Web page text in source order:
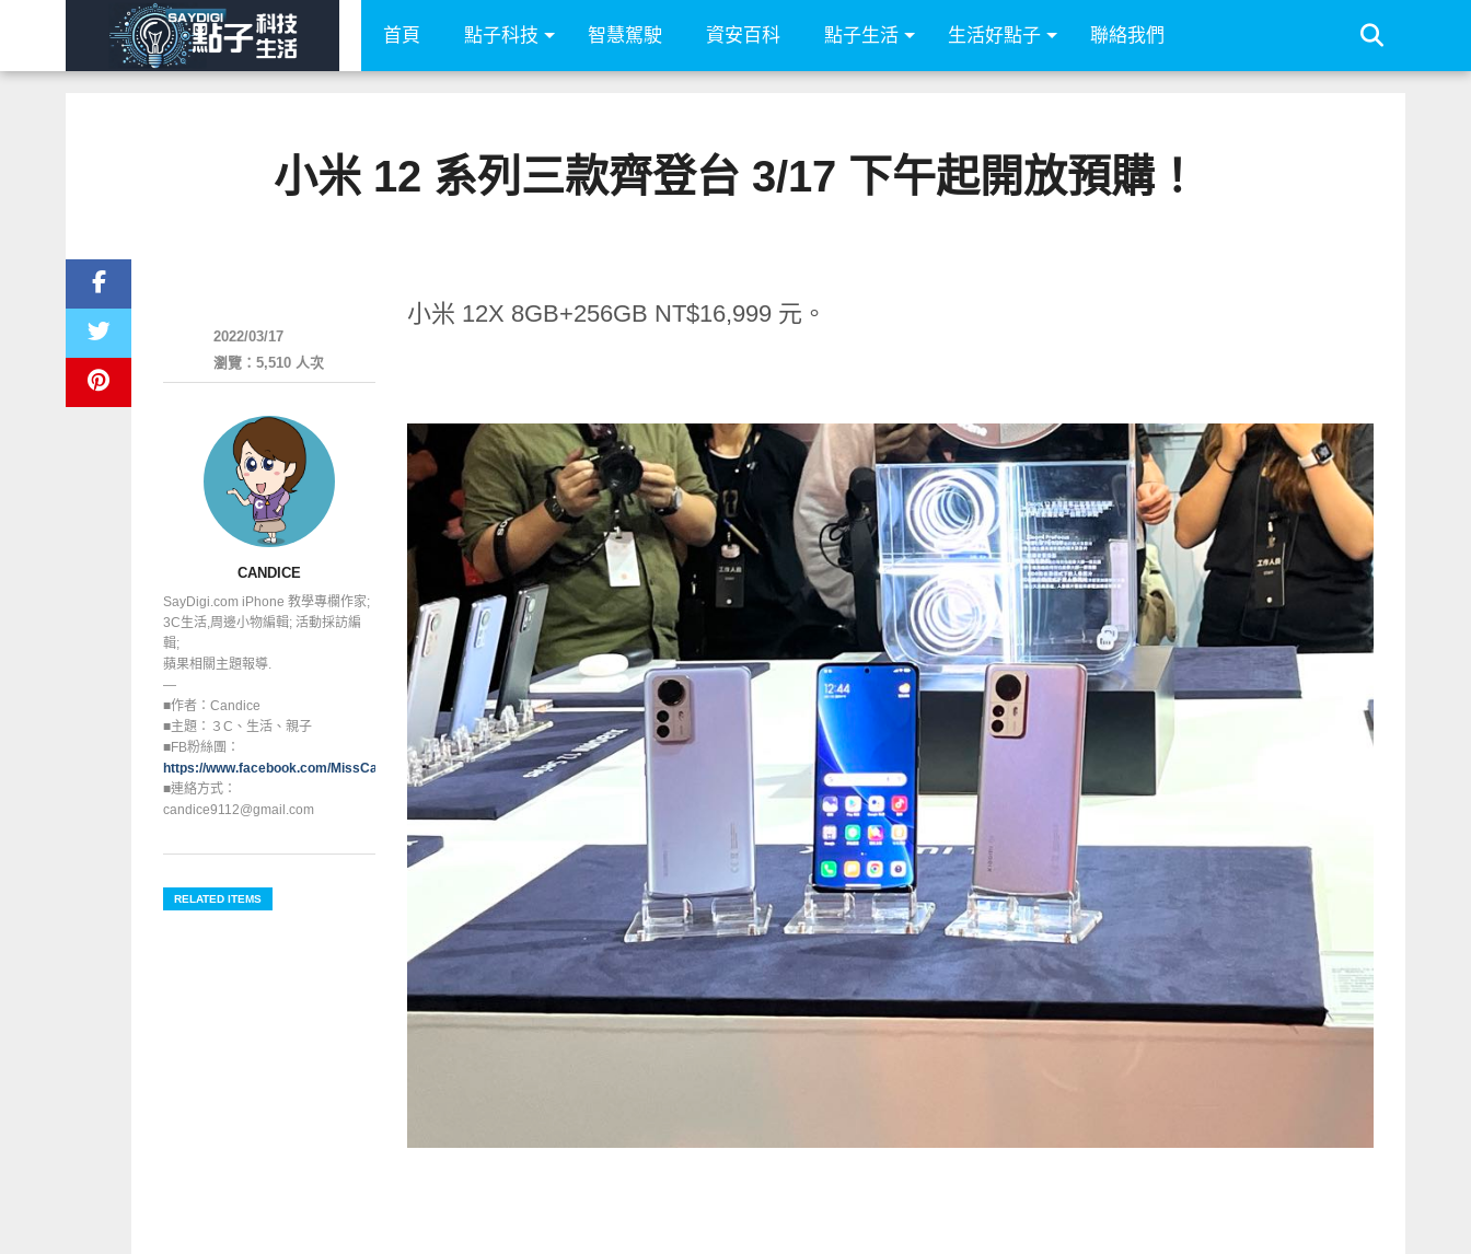
首頁 點子科技 智慧駕駛 資安百科 點子生活 生活好點子 聯絡我們
小米 12 系列三款齊登台 3/17 下午起開放預購！
小米 12X 8GB+256GB NT$16,999 元。
2022/03/17
瀏覽：5,510 人次
CANDICE
SayDigi.com iPhone 教學專欄作家;
3C生活,周邊小物編輯; 活動採訪編
輯;
蘋果相關主題報導.
—
■作者：Candice
■主題：３C、生活、親子
■FB粉絲團：
https://www.facebook.com/MissCandice112
■連絡方式：
candice9112@gmail.com
RELATED ITEMS